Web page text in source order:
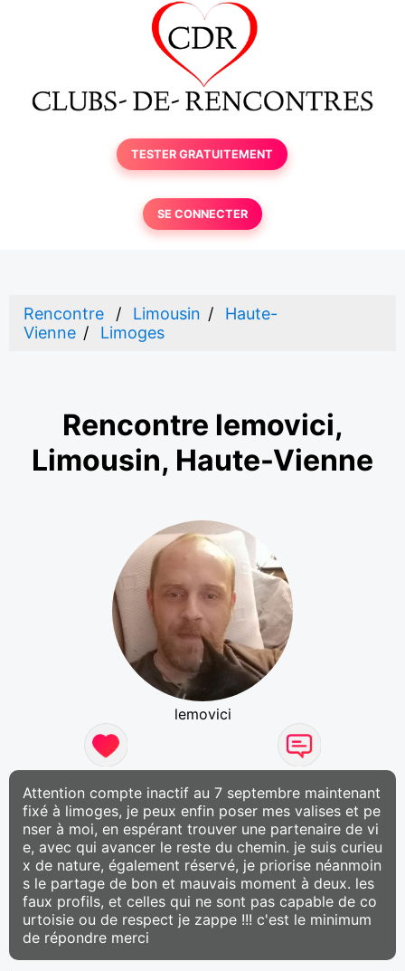
TESTER GRATUITEMENT
SE CONNECTER
Rencontre Limousin
Haute-
Vienne
Limoges
Rencontre lemovici,
Limousin, Haute-Vienne
lemovici
Attention compte inactif au 7 septembre maintenant
fixé à limoges, je peux enfin poser mes valises et pe
nser à moi, en espérant trouver une partenaire de vi
e, avec qui avancer le reste du chemin. je suis curieu
x de nature, également réservé, je priorise néanmoin
s le partage de bon et mauvais moment à deux. les
faux profils, et celles qui ne sont pas capable de co
urtoisie ou de respect je zappe !!! c'est le minimum
de répondre merci